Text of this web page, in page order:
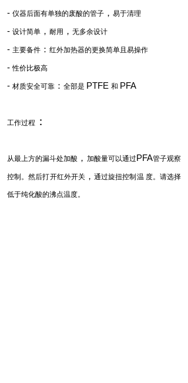
- 仪器后面有单独的废酸的管子 ， 易于清理
- 设计简单 ， 耐用 ， 无多余设计
- 主要备件 ： 红外加热器的更换简单且易操作
-性价比极高
- 材质安全可靠 ： 全部是 PTFE 和 PFA
工作过程 ：
从最上方的漏斗处加酸 ， 加酸量可以通过PFA管子观察
控制。然后打开红外开关，通过旋扭控制温 度。请选择
低于纯化酸的沸点温度。